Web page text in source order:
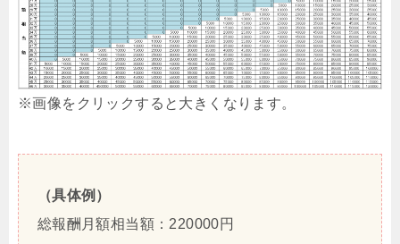
※画像をクリックすると大きくなります。
（具体例）
総報酬月額相当額：220000円